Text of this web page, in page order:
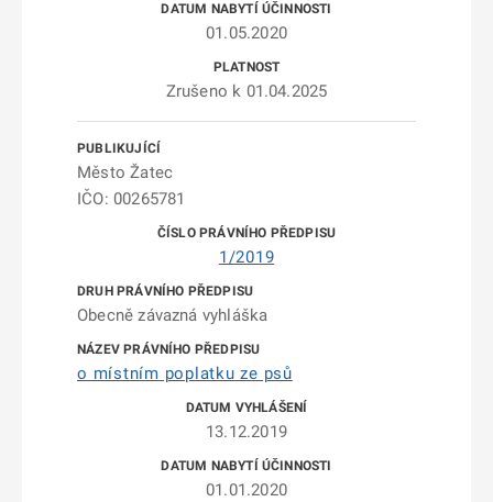
01.05.2020
Zrušeno k 01.04.2025
Město Žatec
IČO: 00265781
1/2019
Obecně závazná vyhláška
o místním poplatku ze psů
13.12.2019
01.01.2020